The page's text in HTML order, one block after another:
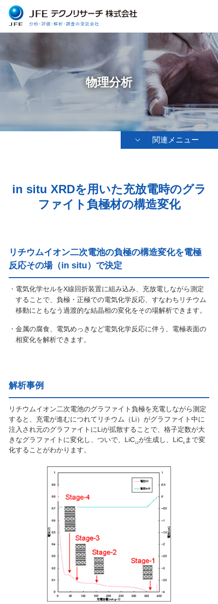
物理分析
関連メニュー
in situ XRDを用いた充放電時のグラ
ファイト負極材の構造変化
リチウムイオン二次電池の負極の構造変化を電極
反応その場（in situ）で決定
電気化学セルをX線回折装置に組み込み、充放電しながら測定
することで、負極・正極での電気化学反応、すなわちリチウム
移動にともなう過渡的な結晶相の変化をその場解析できます。
金属の腐食、電気めっきなど電気化学反応に伴う、電極表面の
相変化を解析できます。
解析事例
リチウムイオン二次電池のグラファイト負極を充電しながら測定
すると、充電が進むにつれてリチウム（Li）がグラファイト中に
注入され元のグラファイトにLiが拡散することで、格子定数が大
きなグラファイトに変化し、ついで、LiC12が生成し、LiC6 まで変
化することがわかります。